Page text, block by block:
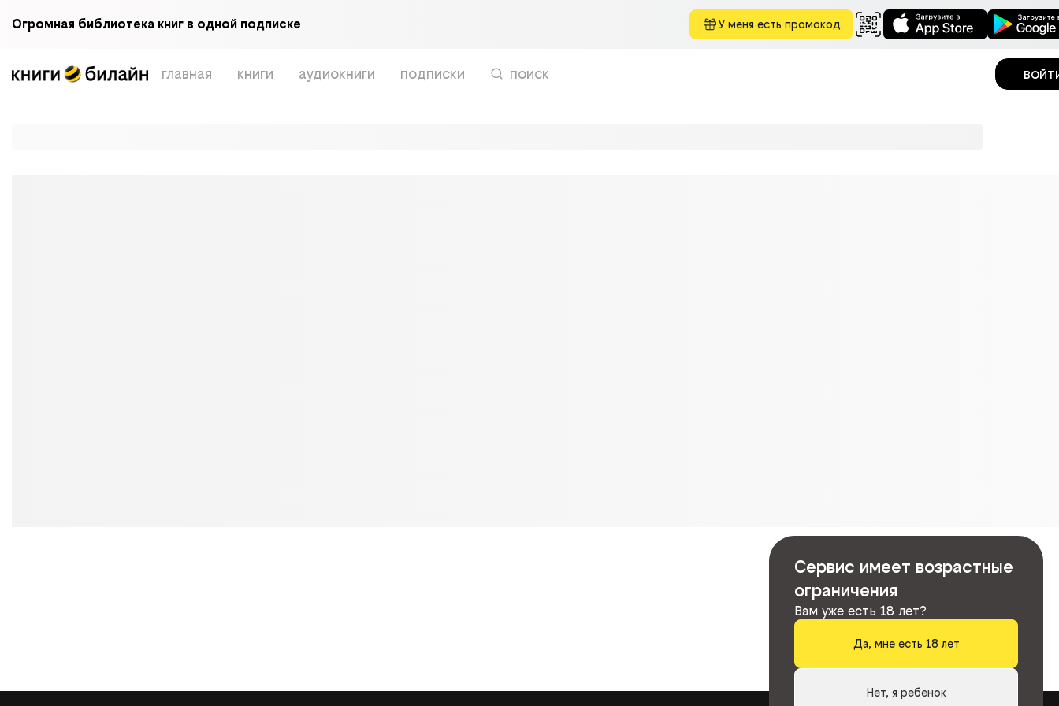
Огромная библиотека книг в одной подписке У меня есть промокод
главная книги аудиокниги подписки поиск
Сервис имеет возрастные
ограничения
Вам уже есть 18 лет?
Да, мне есть 18 лет
Нет, я ребенок